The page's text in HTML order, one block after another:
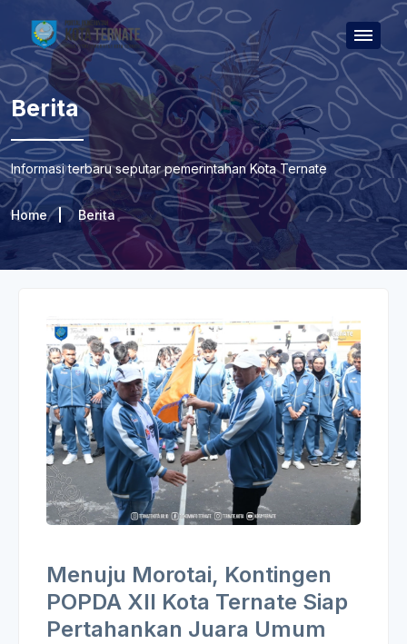
Berita
Informasi terbaru seputar pemerintahan Kota Ternate
Home Berita
Menuju Morotai, Kontingen
POPDA XII Kota Ternate Siap
Pertahankan Juara Umum